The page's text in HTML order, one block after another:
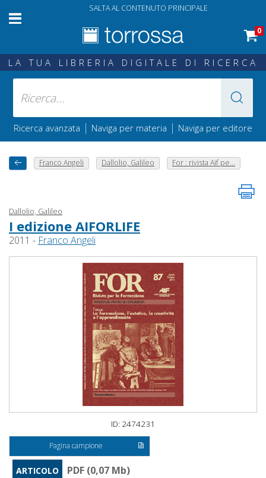
SALTA AL CONTENUTO PRINCIPALE
0
LA TUA LIBRERIA DIGITALE DI RICERCA
Ricerca avanzata | Naviga per materia | Naviga per editore
Franco Angeli Dallolio, Galileo For : rivista Aif pe...
Dallolio, Galileo
I edizione AIFORLIFE
2011 - Franco Angeli
ID: 2474231
Pagina campione
ARTICOLO
PDF (0,07 Mb)